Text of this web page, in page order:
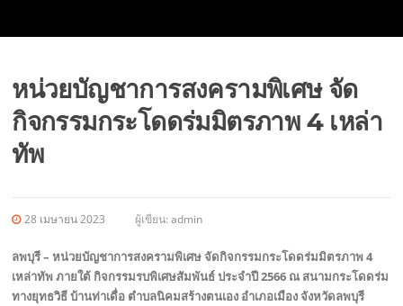
หน่วยบัญชาการสงครามพิเศษ จัด
กิจกรรมกระโดดร่มมิตรภาพ 4 เหล่า
ทัพ
28 เมษายน 2023 ผู้เขียน:admin
ลพบุรี – หน่วยบัญชาการสงครามพิเศษ จัดกิจกรรมกระโดดร่มมิตรภาพ 4
เหล่าทัพ ภายใต้ กิจกรรมรบพิเศษสัมพันธ์ ประจำปี 2566 ณ สนามกระโดดร่ม
ทางยุทธวิธี บ้านท่าเดื่อ ตำบลนิคมสร้างตนเอง อำเภอเมือง จังหวัดลพบุรี